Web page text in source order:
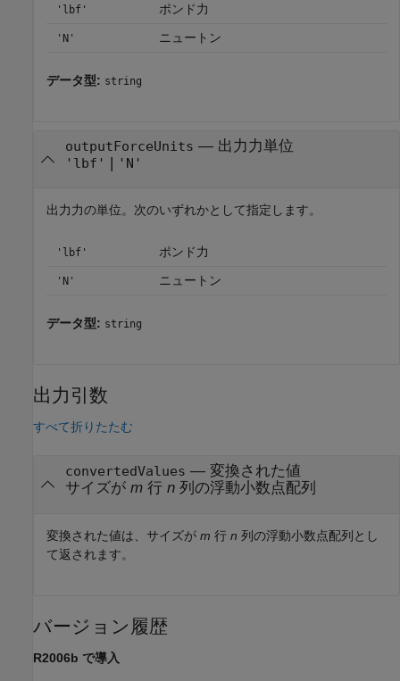
'lbf' ポンド力
'N' ニュートン
データ型: string
outputForceUnits — 出力力単位
'lbf' | 'N'
出力力の単位。次のいずれかとして指定します。
'lbf' ポンド力
'N' ニュートン
データ型: string
出力引数
すべて折りたたむ
convertedValues — 変換された値
サイズが m行 n列の浮動小数点配列
変換された値は、サイズが m 行 n 列の浮動小数点配列とし
て返されます。
バージョン履歴
R2006b で導入